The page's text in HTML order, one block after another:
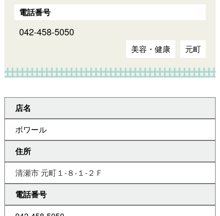
電話番号
042-458-5050
美容・健康 元町
店名
ボワール
住所
清瀬市 元町１-８-１-２Ｆ
電話番号